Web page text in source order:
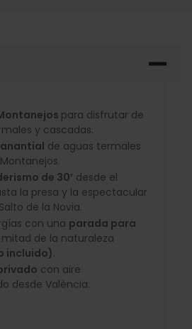
para disfrutar de
y cascadas.
de aguas termales
de 30’ desde el
la presa y la espectacular
de la Novia.
con una parada para
de la naturaleza
incluido).
con aire
desde València.